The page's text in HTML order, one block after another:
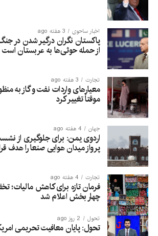
اخبار ساحوی 3 هفته ago
پاکستان نگران درگیر شدن در
از حمله حوثی‌ها به عربستان است
تجارت 3 هفته ago
معیارهای واردات نفت و گاز به
موقتاً تغییر کرد
جهان 4 هفته ago
اردوی یمن: برای جلوگیری از
پرواز میدان هوایی صنعا را هدف
تجارت 4 هفته ago
چهار بخش اعلام شد
تحول 2 روز ago
تحول: پایان معافیت تحریمی